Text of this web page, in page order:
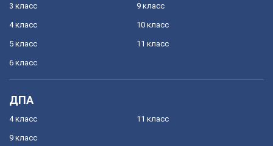
3 класс
4 класс
5 класс
6 класс
9 класс
10 класс
11 класс
ДПА
4 класс
9 класс
11 класс